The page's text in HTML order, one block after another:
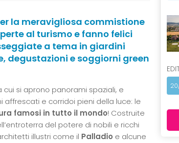
la meravigliosa commistione
al turismo e fanno felici
a tema in giardini
degustazioni e soggiorni green
cui si aprono panorami spaziali, e
affrescati e corridoi pieni della luce: le
famosi in tutto il mondo! Costruite
del potere di nobili e ricchi
illustri come il Palladio e alcune